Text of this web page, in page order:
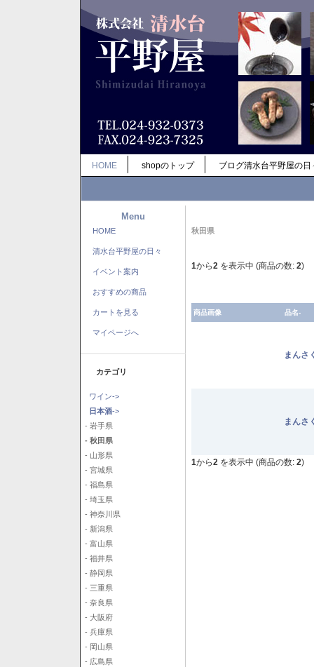
HOME shopのトップ ブログ清水台平野屋の日
Menu
HOME
清水台平野屋の日々
イベント案内
おすすめの商品
カートを見る
マイページへ
カテゴリ
ワイン->
日本酒->
- 岩手県
- 秋田県
- 山形県
- 宮城県
- 福島県
- 埼玉県
- 神奈川県
- 新潟県
- 富山県
- 福井県
- 静岡県
- 三重県
- 奈良県
- 大阪府
- 兵庫県
- 岡山県
- 広島県
秋田県
1から2 を表示中 (商品の数: 2)
商品画像 品名-
まん
まん
1から2 を表示中 (商品の数: 2)